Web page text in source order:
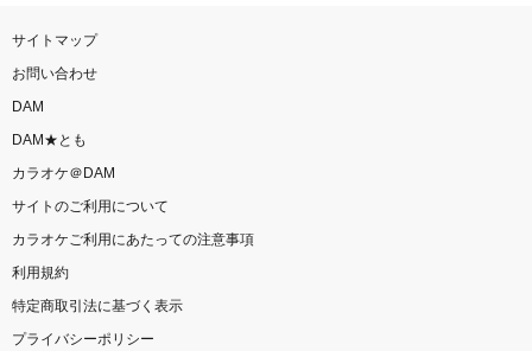
サイトマップ
お問い合わせ
DAM
DAM★とも
カラオケ＠DAM
サイトのご利用について
カラオケご利用にあたっての注意事項
利用規約
特定商取引法に基づく表示
プライバシーポリシー